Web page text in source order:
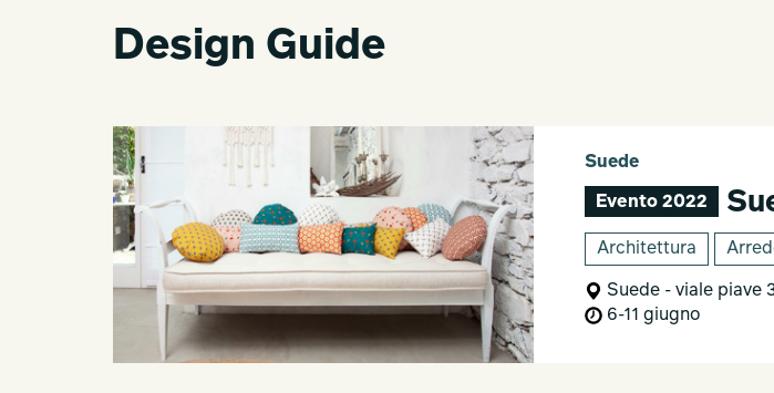
Design Guide
Suede
Evento 2022
Architettura
Suede - viale piave
6-11 giugno